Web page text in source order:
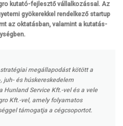
kutató-fejlesztő vállalkozással. Az
gyökerekkel rendelkező startup
az oktatásban, valamint a kutatás-
megállapodást kötött a
juh- és húskereskedelem
Hunland Service Kft.-vel és a vele
Kft.-vel, amely folyamatos
támogatja a cégcsoportot.